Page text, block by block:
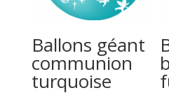
Ballons géant
communion
turquoise